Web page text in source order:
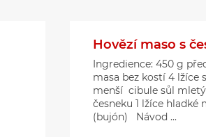
Hovězí maso s
Ingredience: 450 g
masa bez kostí 4 lžíce
menší cibule sůl
česneku 1 lžíce hladké
(bujón) Návod ...